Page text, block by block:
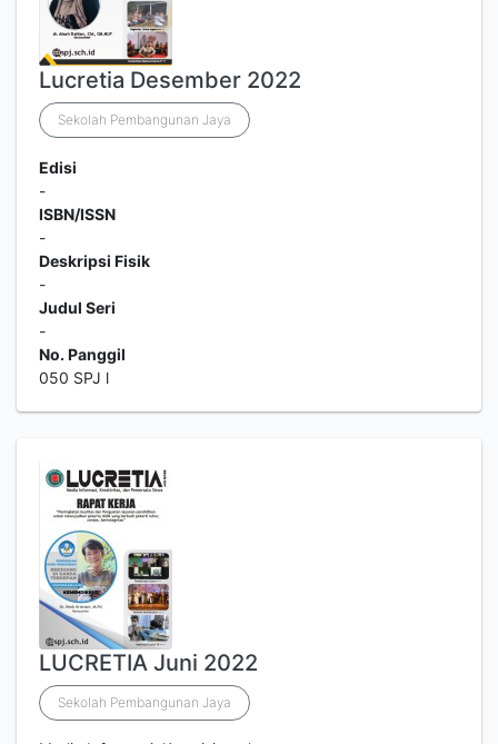
Lucretia Desember 2022
Sekolah Pembangunan Jaya
Edisi
-
ISBN/ISSN
-
Deskripsi Fisik
-
Judul Seri
-
No. Panggil
050 SPJ l
LUCRETIA Juni 2022
Sekolah Pembangunan Jaya